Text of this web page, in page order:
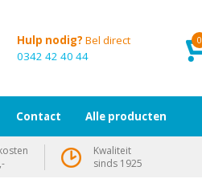
0
Hulp nodig? Bel direct
0342 42 40 44
Contact Alle producten
Kwaliteit
sinds 1925